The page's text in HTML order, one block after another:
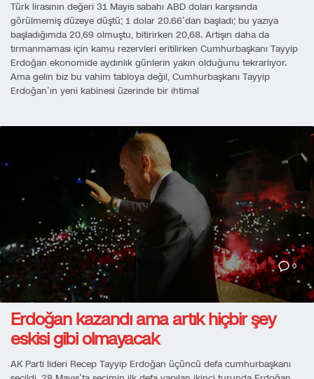
Türk lirasının değeri 31 Mayıs sabahı ABD doları karşısında
görülmemiş düzeye düştü; 1 dolar 20.66’dan başladı; bu yazıya
başladığımda 20,69 olmuştu, bitirirken 20,68. Artışın daha da
tırmanmaması için kamu rezervleri eritilirken Cumhurbaşkanı Tayyip
Erdoğan ekonomide aydınlık günlerin yakın olduğunu tekrarlıyor.
Ama gelin biz bu vahim tabloya değil, Cumhurbaşkanı Tayyip
Erdoğan’ın yeni kabinesi üzerinde bir ihtimal
0
Erdoğan kazandı ama artık hiçbir şey
eskisi gibi olmayacak
AK Parti lideri Recep Tayyip Erdoğan üçüncü defa cumhurbaşkanı